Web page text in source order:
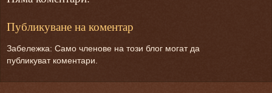
Публикуване на коментар
Забележка: Само членове на този блог могат да
публикуват коментари.